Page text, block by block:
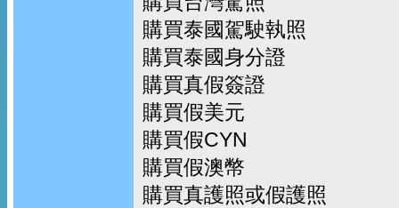
購買泰國駕駛執照
購買泰國身分證
購買真假簽證
購買假美元
購買假CYN
購買假澳幣
購買真護照或假護照